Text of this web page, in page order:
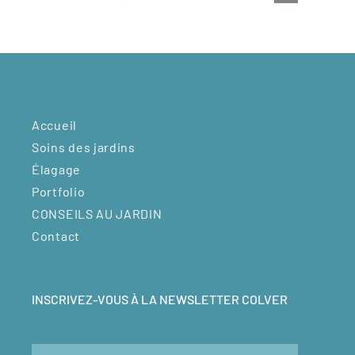
Accueil
Soins des jardins
Élagage
Portfolio
CONSEILS AU JARDIN
Contact
INSCRIVEZ-VOUS À LA NEWSLETTER COLVER